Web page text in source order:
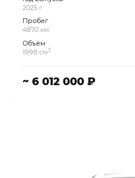
2025 г.
Пробег
4870 км.
Объём
1998 см3
~ 6 012 000 ₽